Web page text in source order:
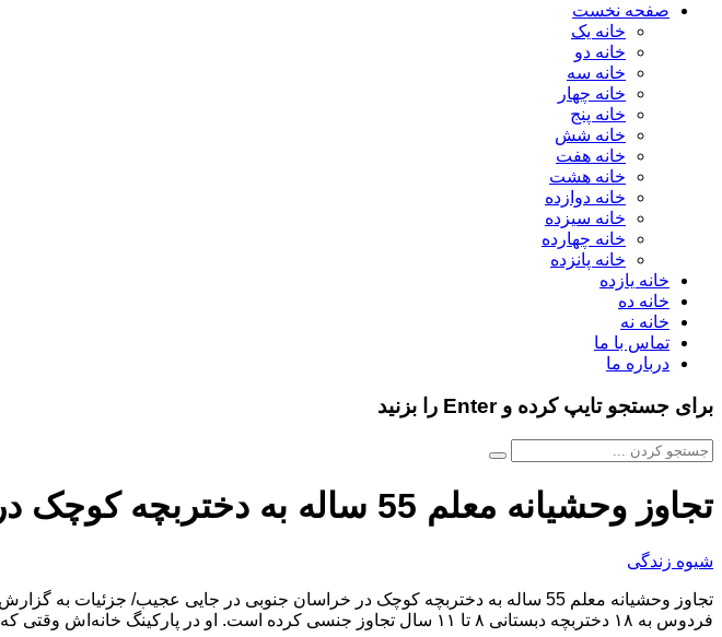
صفحه نخست
خانه یک
خانه دو
خانه سه
خانه چهار
خانه پنج
خانه شش
خانه هفت
خانه هشت
خانه دوازده
خانه سیزده
خانه چهارده
خانه پانزده
خانه یازده
خانه ده
خانه نه
تماس با ما
درباره ما
برای جستجو تایپ کرده و Enter را بزنید
تجاوز وحشیانه معلم 55 ساله به دختربچه کوچک در خراسان جنوبی در جایی عجیب/ جزئیات
شیوه زندگی
فردوس به ۱۸ دختربچه دبستانی ۸ تا ۱۱ سال تجاوز جنسی کرده است. ‌او در پارکینگ خانه‌اش وقتی که دختربچه‌ها برای کلاس […]